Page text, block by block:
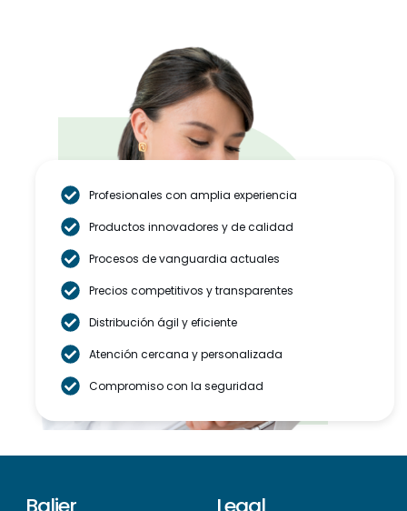
Profesionales con amplia experiencia
Productos innovadores y de calidad
Procesos de vanguardia actuales
Precios competitivos y transparentes
Distribución ágil y eficiente
Atención cercana y personalizada
Compromiso con la seguridad